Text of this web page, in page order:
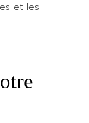
et les